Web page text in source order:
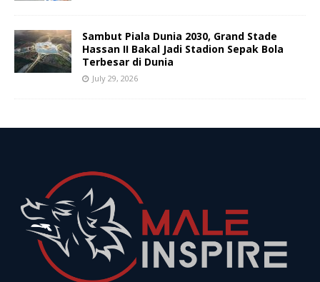
Sambut Piala Dunia 2030, Grand Stade
Hassan II Bakal Jadi Stadion Sepak Bola
Terbesar di Dunia
July 29, 2026